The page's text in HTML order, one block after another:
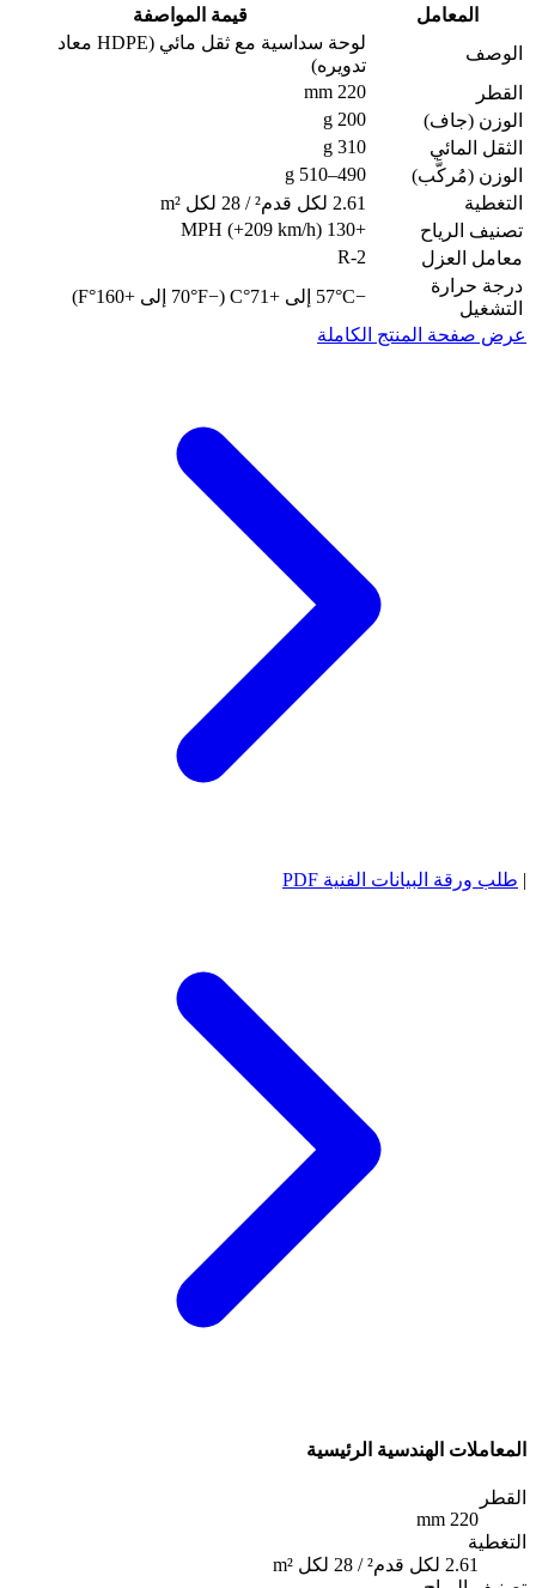
المعامل
قيمة المواصفة
الوصف
لوحة سداسية مع ثقل مائي (HDPE معاد
تدويره)
القطر
220 mm
الوزن (جاف)
200 g
الثقل المائي
310 g
الوزن (مُركَّب)
490–510 g
التغطية
2.61 لكل قدم² / 28 لكل m²
تصنيف الرياح
+130 MPH (+209 km/h)
معامل العزل
R-2
درجة حرارة
التشغيل
−57°C إلى +71°C (−70°F إلى +160°F)
عرض صفحة المنتج الكاملة
| طلب ورقة البيانات الفنية PDF
المعاملات الهندسية الرئيسية
القطر
220 mm
التغطية
2.61 لكل قدم² / 28 لكل m²